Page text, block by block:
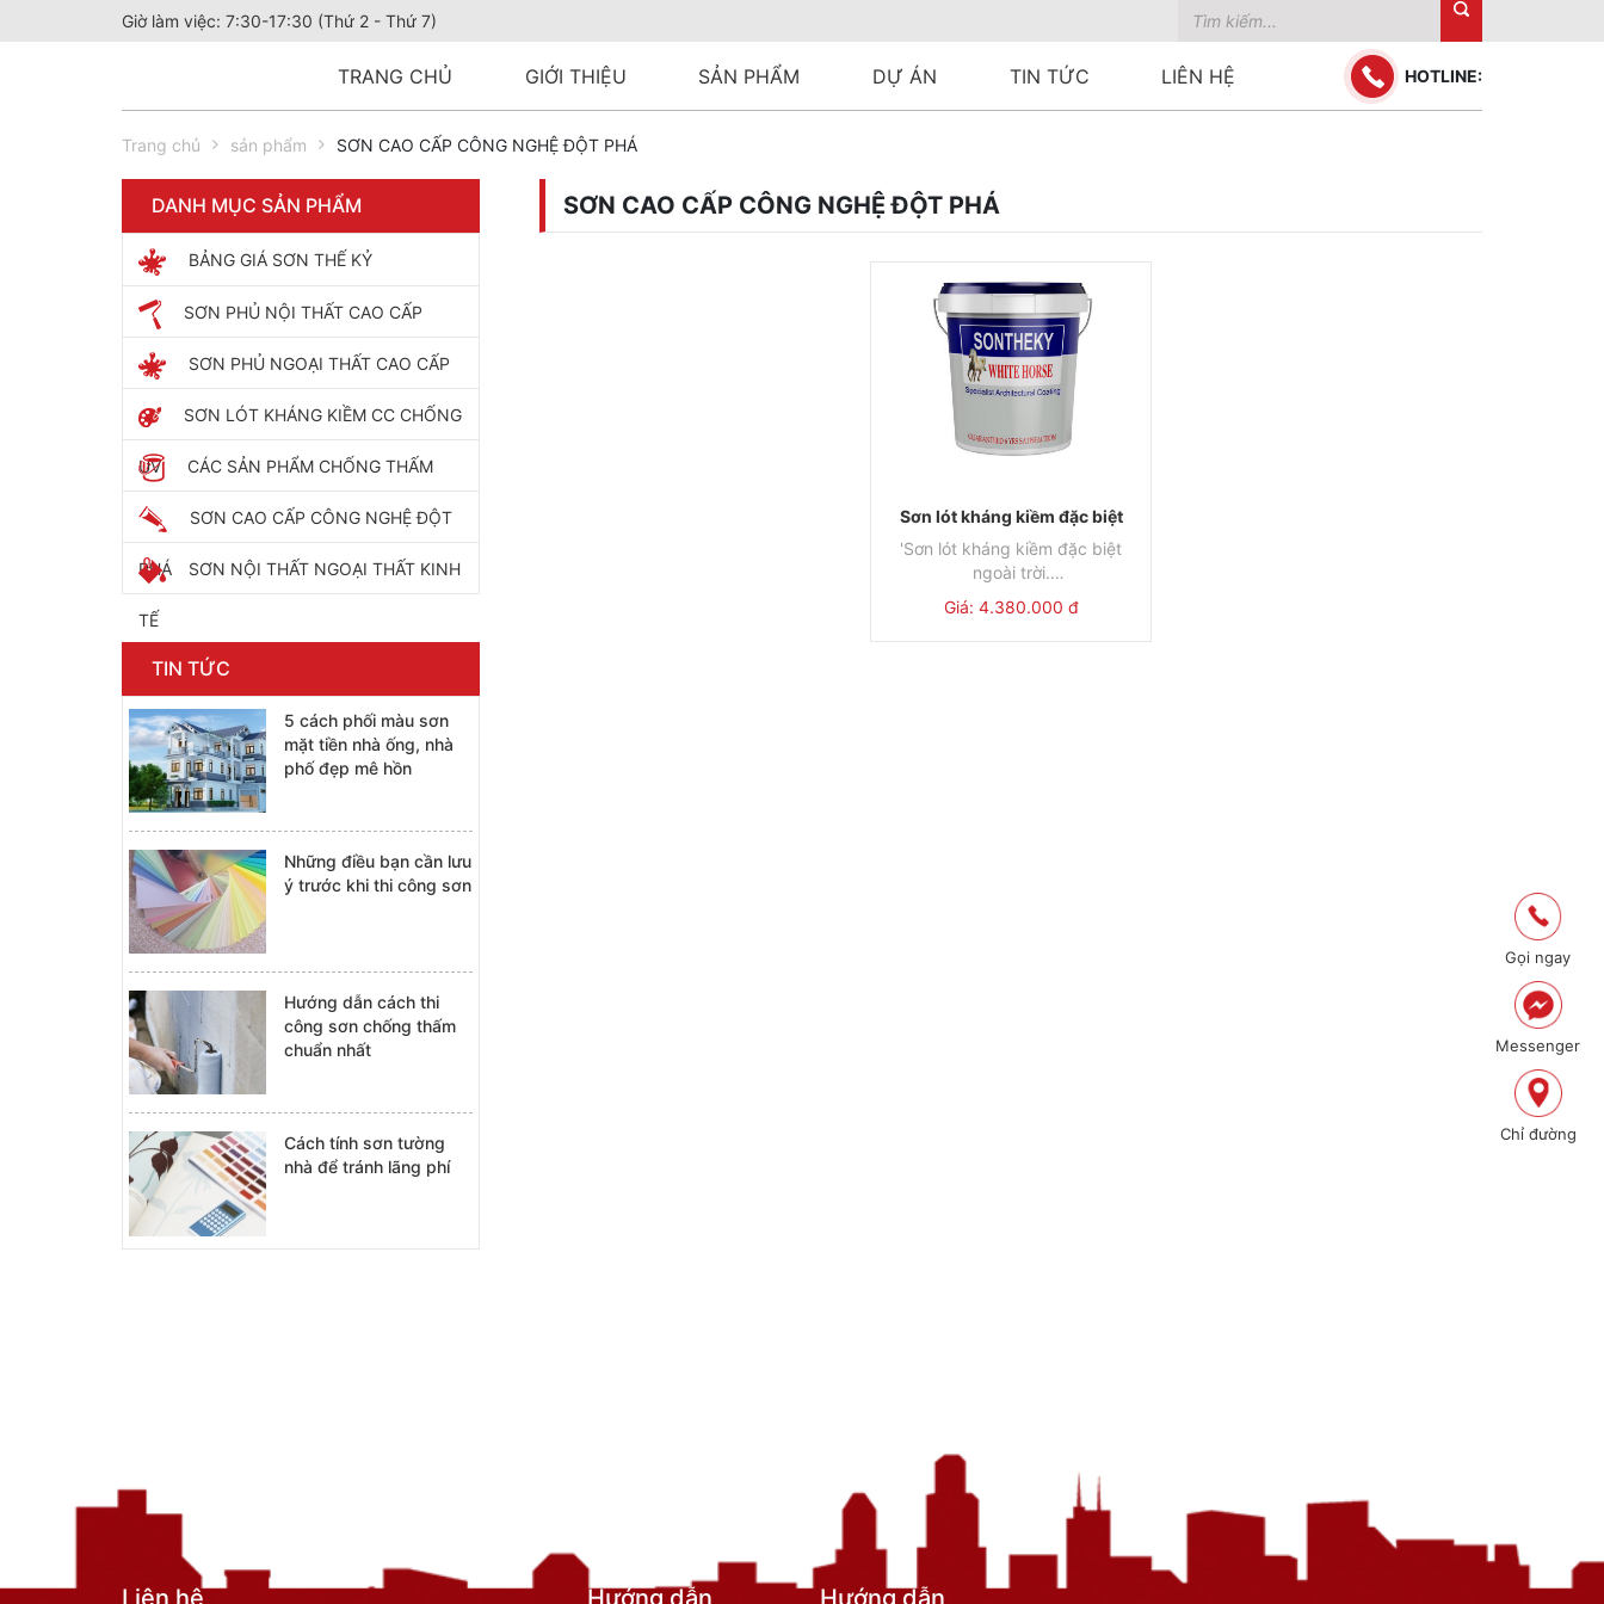
Giờ làm việc: 7:30-17:30 (Thứ 2 - Thứ 7)
TRANG CHỦ GIỚI THIỆU SẢN PHẨM DỰ ÁN TIN TỨC LIÊN HỆ HOTLINE:
Trang chủ sản phẩm SƠN CAO CẤP CÔNG NGHỆ ĐỘT PHÁ
DANH MỤC SẢN PHẨM
BẢNG GIÁ SƠN THẾ KỶ
SƠN PHỦ NỘI THẤT CAO CẤP
SƠN PHỦ NGOẠI THẤT CAO CẤP
SƠN LÓT KHÁNG KIỀM CC CHỐNG
UV CÁC SẢN PHẨM CHỐNG THẤM
SƠN CAO CẤP CÔNG NGHỆ ĐỘT
PHÁ SƠN NỘI THẤT NGOẠI THẤT KINH
TẾ
TIN TỨC
5 cách phối màu sơn
mặt tiền nhà ống, nhà
phố đẹp mê hồn
Những điều bạn cần lưu
ý trước khi thi công sơn
Hướng dẫn cách thi
công sơn chống thấm
chuẩn nhất
Cách tính sơn tường
nhà để tránh lãng phí
SƠN CAO CẤP CÔNG NGHỆ ĐỘT PHÁ
Sơn lót kháng kiềm đặc biệt
'Sơn lót kháng kiềm đặc biệt
ngoài trời.
Màng sơn chịu muối vùng biển.
Bền vững cho các khi hậu khắc
nghiệt nhất.
Thùng Đơn giá Lon
Giá: 4.380.000 đ
Gọi ngay
Messenger
Chỉ đường
Liên hệ Hướng dẫn Hướng dẫn